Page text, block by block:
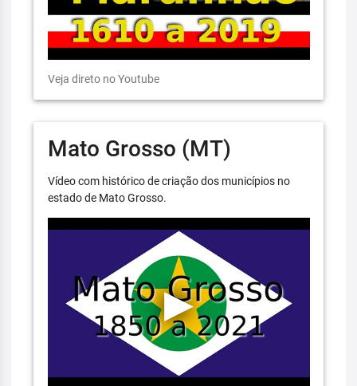
Veja direto no Youtube
Mato Grosso (MT)
Vídeo com histórico de criação dos municípios no
estado de Mato Grosso.